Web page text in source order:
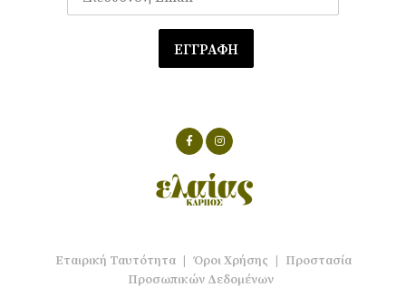
Εταιρική Ταυτότητα | Όροι Χρήσης | Προστασία
Προσωπικών Δεδομένων